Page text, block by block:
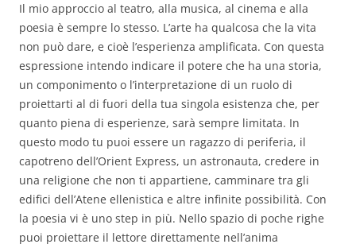
Il mio approccio al teatro, alla musica, al cinema e alla
poesia è sempre lo stesso. L’arte ha qualcosa che la vita
non può dare, e cioè l’esperienza amplificata. Con questa
espressione intendo indicare il potere che ha una storia,
un componimento o l’interpretazione di un ruolo di
proiettarti al di fuori della tua singola esistenza che, per
quanto piena di esperienze, sarà sempre limitata. In
questo modo tu puoi essere un ragazzo di periferia, il
capotreno dell’Orient Express, un astronauta, credere in
una religione che non ti appartiene, camminare tra gli
edifici dell’Atene ellenistica e altre infinite possibilità. Con
la poesia vi è uno step in più. Nello spazio di poche righe
puoi proiettare il lettore direttamente nell’anima